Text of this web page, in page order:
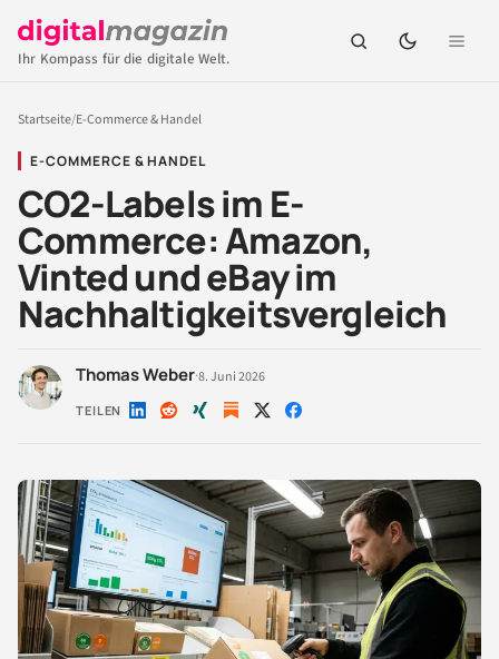
Ihr Kompass für die digitale Welt.
Startseite/E-Commerce & Handel
E-COMMERCE & HANDEL
CO2-Labels im E-
Commerce: Amazon,
Vinted und eBay im
Nachhaltigkeitsvergleich
Thomas Weber·8. Juni 2026
TEILEN Auf Auf Auf Auf Auf